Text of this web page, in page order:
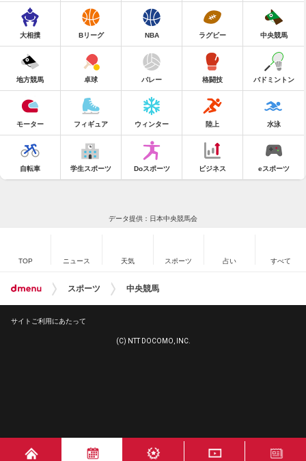
大相撲 Bリーグ NBA ラグビー 中央競馬
地方競馬 卓球 バレー 格闘技 バドミントン
モーター フィギュア ウィンター 陸上 水泳
自転車 学生スポーツ Doスポーツ ビジネス eスポーツ
データ提供：日本中央競馬会
TOP ニュース 天気 スポーツ 占い すべて
スポーツ 中央競馬
サイトご利用にあたって
(C) NTT DOCOMO, INC.